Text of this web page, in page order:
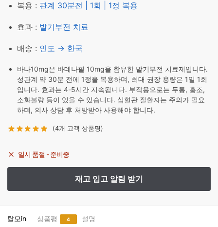
복용 : 관계 30분전 | 1회 | 1정 복용
효과 : 발기부전 치료
배송 : 인도 → 한국
바나10mg은 바데나필 10mg을 함유한 발기부전 치료제입니다.
성관계 약 30분 전에 1정을 복용하며, 최대 권장 용량은 1일 1회
입니다. 효과는 4-5시간 지속됩니다. 부작용으로는 두통, 홍조,
소화불량 등이 있을 수 있습니다. 심혈관 질환자는 주의가 필요
하며, 의사 상담 후 처방받아 사용해야 합니다.
(4개 고객 상품평)
일시 품절 - 준비중
탈모in 상품평 4 설명